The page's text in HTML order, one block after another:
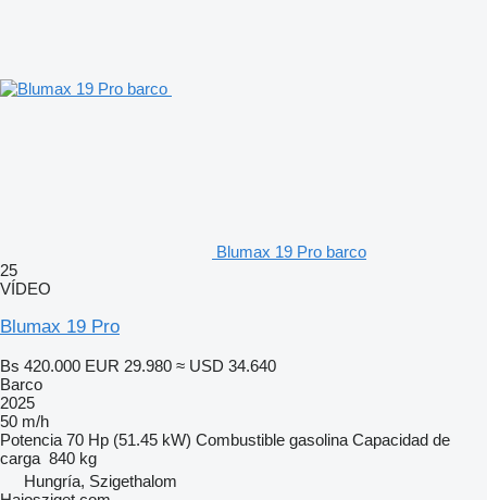
Blumax 19 Pro barco
25
VÍDEO
Blumax 19 Pro
Bs 420.000 EUR 29.980 ≈ USD 34.640
Barco
2025
50 m/h
Potencia 70 Hp (51.45 kW) Combustible gasolina Capacidad de
carga 840 kg
Hungría, Szigethalom